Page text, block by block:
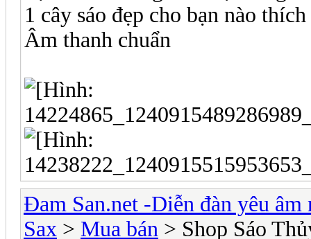
1 cây sáo đẹp cho bạn nào
Âm thanh chuẩn
Đam San.net -Diễn đàn yêu âm
Sax > Mua bán > Shop Sáo